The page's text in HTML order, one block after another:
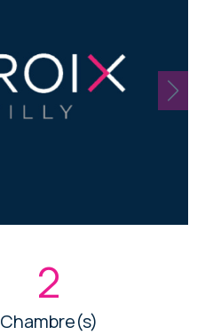
2
Chambre(s)